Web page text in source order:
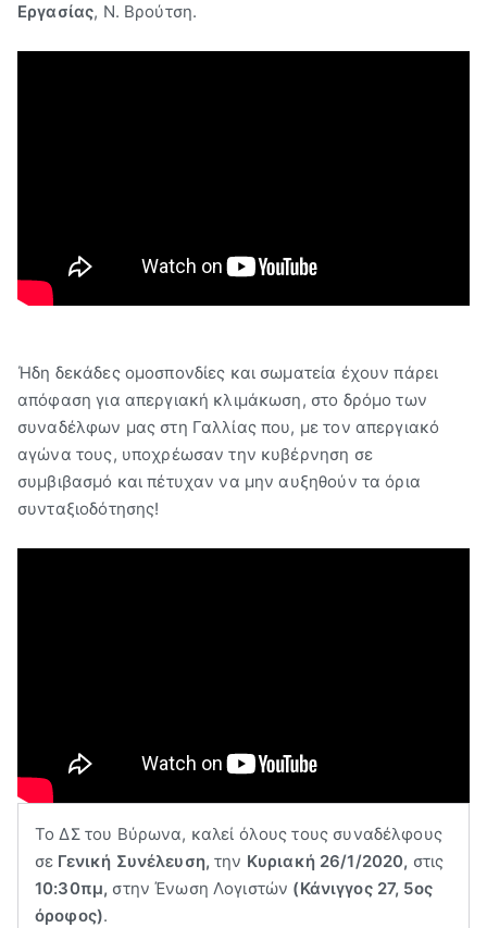
Εργασίας, Ν. Βρούτση.
Ήδη δεκάδες ομοσπονδίες και σωματεία έχουν πάρει
απόφαση για απεργιακή κλιμάκωση, στο δρόμο των
συναδέλφων μας στη Γαλλίας που, με τον απεργιακό
αγώνα τους, υποχρέωσαν την κυβέρνηση σε
συμβιβασμό και πέτυχαν να μην αυξηθούν τα όρια
συνταξιοδότησης!
Το ΔΣ του Βύρωνα, καλεί όλους τους συναδέλφους
σε Γενική Συνέλευση,την Κυριακή 26/1/2020, στις
10:30πμ, στην Ένωση Λογιστών (Κάνιγγος 27, 5ος
όροφος).